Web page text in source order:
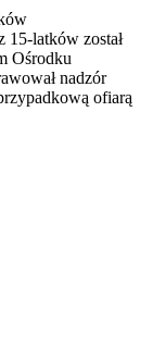
15-latków został
Ośrodku
nadzór
ofiarą